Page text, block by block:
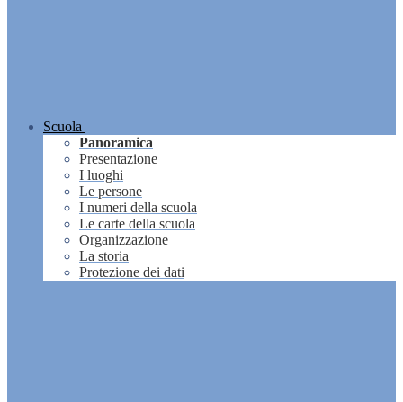
Scuola
Panoramica
Presentazione
I luoghi
Le persone
I numeri della scuola
Le carte della scuola
Organizzazione
La storia
Protezione dei dati